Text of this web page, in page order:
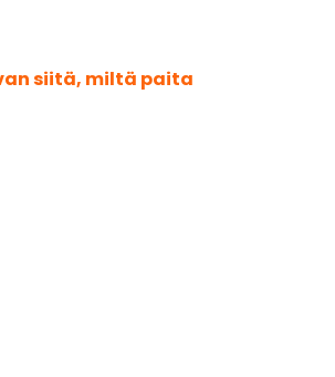
siitä, miltä paita